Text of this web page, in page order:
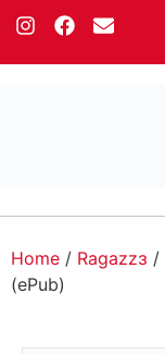
Home / Ragazzɜ /
(ePub)